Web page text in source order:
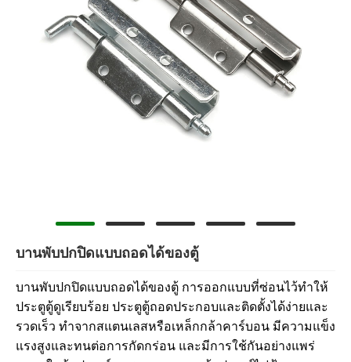
บานพับปกปิดแบบถอดได้ของตู้
บานพับปกปิดแบบถอดได้ของตู้ การออกแบบที่ซ่อนไว้ทำให้
ประตูตู้ดูเรียบร้อย ประตูตู้ถอดประกอบและติดตั้งได้ง่ายและ
รวดเร็ว ทำจากสแตนเลสหรือเหล็กกล้าคาร์บอน มีความแข็ง
แรงสูงและทนต่อการกัดกร่อน และมีการใช้กันอย่างแพร่